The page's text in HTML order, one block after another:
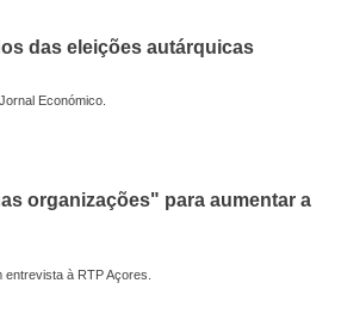
das eleições autárquicas
Económico.
organizações" para aumentar a
à RTP Açores.